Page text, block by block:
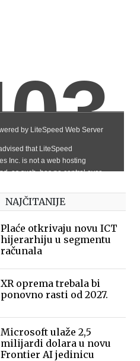
NAJČITANIJE
Plaće otkrivaju novu ICT
hijerarhiju u segmentu
računala
XR oprema trebala bi
ponovno rasti od 2027.
Microsoft ulaže 2,5
milijardi dolara u novu
Frontier AI jedinicu